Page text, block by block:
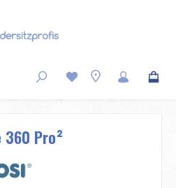
360 Pro²